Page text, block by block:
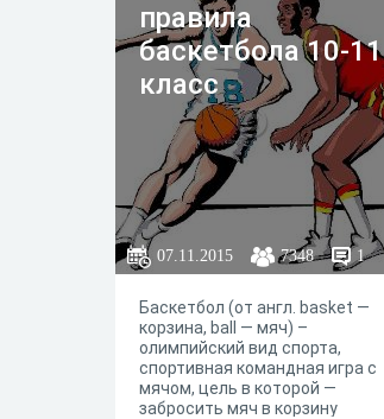
правила
баскетбола 10-11
класс
07.11.2015 7348 1
Баскетбол (от англ. basket —
корзина, ball — мяч) –
олимпийский вид спорта,
спортивная командная игра с
мячом, цель в которой —
забросить мяч в корзину